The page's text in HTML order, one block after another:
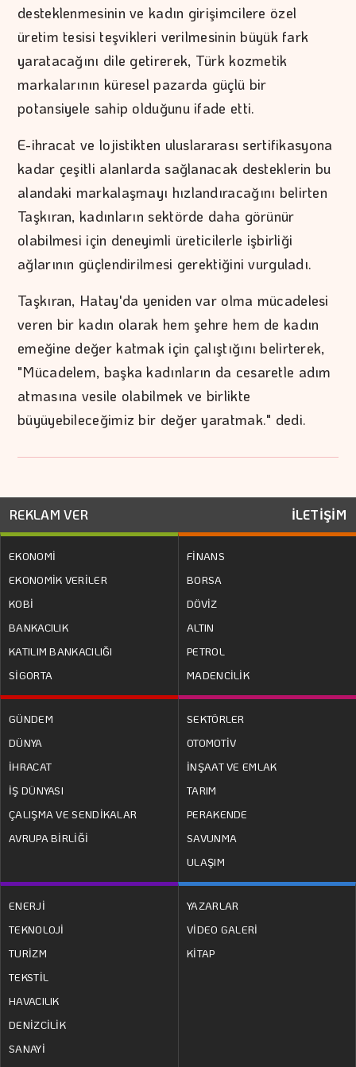
desteklenmesinin ve kadın girişimcilere özel
üretim tesisi teşvikleri verilmesinin büyük fark
yaratacağını dile getirerek, Türk kozmetik
markalarının küresel pazarda güçlü bir
potansiyele sahip olduğunu ifade etti.
E-ihracat ve lojistikten uluslararası sertifikasyona
kadar çeşitli alanlarda sağlanacak desteklerin bu
alandaki markalaşmayı hızlandıracağını belirten
Taşkıran, kadınların sektörde daha görünür
olabilmesi için deneyimli üreticilerle işbirliği
ağlarının güçlendirilmesi gerektiğini vurguladı.
Taşkıran, Hatay'da yeniden var olma mücadelesi
veren bir kadın olarak hem şehre hem de kadın
emeğine değer katmak için çalıştığını belirterek,
"Mücadelem, başka kadınların da cesaretle adım
atmasına vesile olabilmek ve birlikte
büyüyebileceğimiz bir değer yaratmak." dedi.
REKLAM VER İLETİŞİM
EKONOMİ
EKONOMİK VERİLER
KOBİ
BANKACILIK
KATILIM BANKACILIĞI
SİGORTA
FİNANS
BORSA
DÖVİZ
ALTIN
PETROL
MADENCİLİK
GÜNDEM
DÜNYA
İHRACAT
İŞ DÜNYASI
ÇALIŞMA VE SENDİKALAR
AVRUPA BİRLİĞİ
SEKTÖRLER
OTOMOTİV
İNŞAAT VE EMLAK
TARIM
PERAKENDE
SAVUNMA
ULAŞIM
ENERJİ
TEKNOLOJİ
TURİZM
TEKSTİL
HAVACILIK
DENİZCİLİK
SANAYİ
YAZARLAR
VİDEO GALERİ
KİTAP